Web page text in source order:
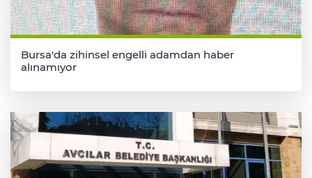
Bursa'da zihinsel engelli adamdan haber
alınamıyor